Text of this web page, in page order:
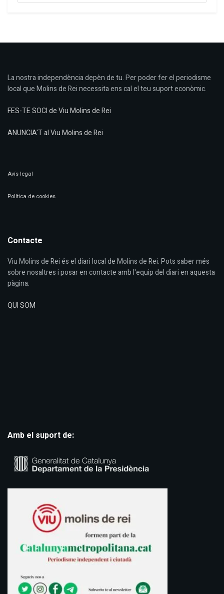
La nostra independència depèn de tu. Per poder fer el periodisme
local que Molins de Rei necessita ens cal el teu suport econòmic.
FES-TE SOCI de Viu Molins de Rei
ANUNCIA'T al Viu Molins de Rei
Avís legal
Política de cookies
Contacte
Viu Molins de Rei és el diari local de Molins de Rei. Pots saber més
sobre nosaltres i posar en contacte amb l'equip del diari en aquesta
pàgina:
QUI SOM
Amb el suport de: